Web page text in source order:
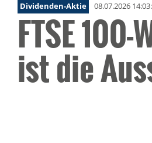
Dividenden-Aktie 08.07.2026
FTSE
ist die